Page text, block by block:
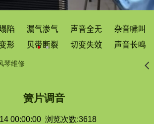
琴维修 󰊒
簧片调音
00:00:00 浏览次数:3618